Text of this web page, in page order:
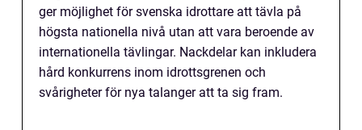
ger möjlighet för svenska idrottare att tävla på
högsta nationella nivå utan att vara beroende av
internationella tävlingar. Nackdelar kan inkludera
hård konkurrens inom idrottsgrenen och
svårigheter för nya talanger att ta sig fram.